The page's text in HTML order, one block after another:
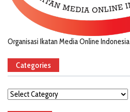
Organisasi Ikatan Media Online Indonesia
Categories
Categories